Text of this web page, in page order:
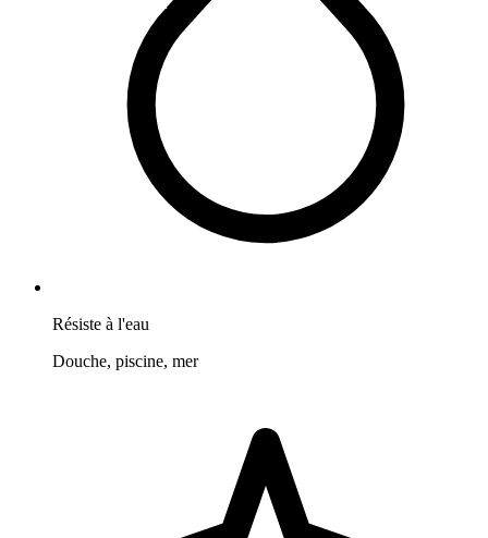
Résiste à l'eau
Douche, piscine, mer